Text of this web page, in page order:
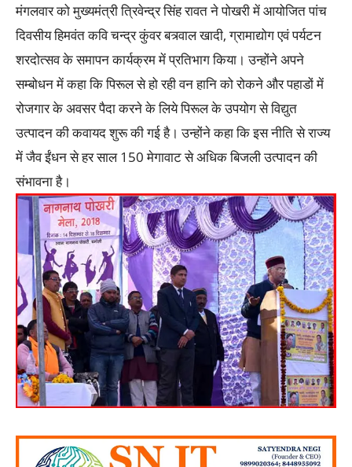
मंगलवार को मुख्यमंत्री त्रिवेन्द्र सिंह रावत ने पोखरी में आयोजित पांच
दिवसीय हिमवंत कवि चन्द्र कुंवर बत्र्वाल खादी, ग्रामाद्योग एवं पर्यटन
शरदोत्सव के समापन कार्यक्रम में प्रतिभाग किया। उन्होंने अपने
सम्बोधन में कहा कि पिरूल से हो रही वन हानि को रोकने और पहाडों में
रोजगार के अवसर पैदा करने के लिये पिरूल के उपयोग से विद्युत
उत्पादन की कवायद शुरू की गई है। उन्होंने कहा कि इस नीति से राज्य
में जैव ईंधन से हर साल 150 मेगावाट से अधिक बिजली उत्पादन की
संभावना है।